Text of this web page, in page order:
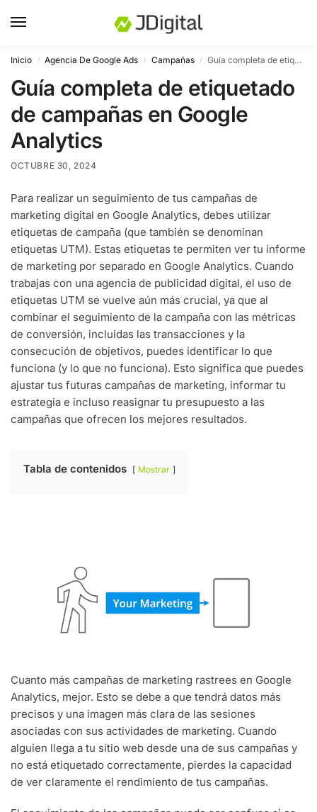
Inicio / Agencia De Google Ads / Campañas / Guía completa de etiquetado de campañas en Google Analytics
Guía completa de etiquetado
de campañas en Google
Analytics
OCTUBRE 30, 2024
Para realizar un seguimiento de tus campañas de
marketing digital en Google Analytics, debes utilizar
etiquetas de campaña (que también se denominan
etiquetas UTM). Estas etiquetas te permiten ver tu informe
de marketing por separado en Google Analytics. Cuando
trabajas con una agencia de publicidad digital, el uso de
etiquetas UTM se vuelve aún más crucial, ya que al
combinar el seguimiento de la campaña con las métricas
de conversión, incluidas las transacciones y la
consecución de objetivos, puedes identificar lo que
funciona (y lo que no funciona). Esto significa que puedes
ajustar tus futuras campañas de marketing, informar tu
estrategia e incluso reasignar tu presupuesto a las
campañas que ofrecen los mejores resultados.
Tabla de contenidos Mostrar
Cuanto más campañas de marketing rastrees en Google
Analytics, mejor. Esto se debe a que tendrá datos más
precisos y una imagen más clara de las sesiones
asociadas con sus actividades de marketing. Cuando
alguien llega a tu sitio web desde una de sus campañas y
no está etiquetado correctamente, pierdes la capacidad
de ver claramente el rendimiento de tus campañas.